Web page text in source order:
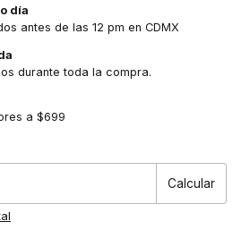
día
antes de las 12 pm en CDMX
durante toda la compra.
a $699
Calcular